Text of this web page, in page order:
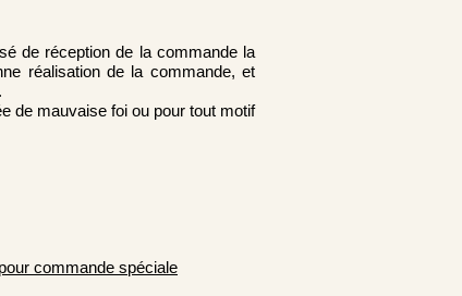
de réception de la commande la
réalisation de la commande, et
de mauvaise foi ou pour tout motif
commande spéciale